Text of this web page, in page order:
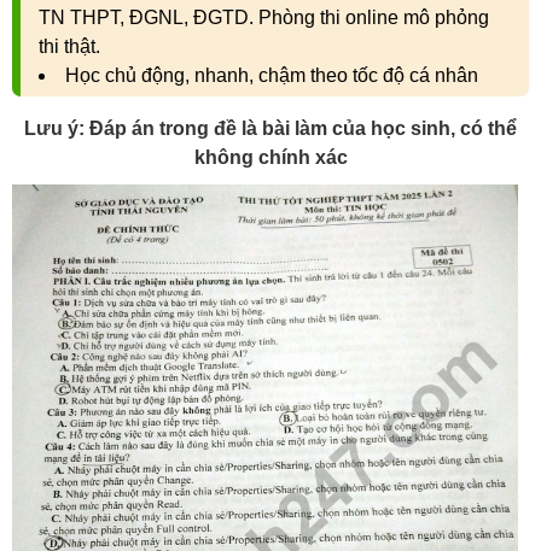
TN THPT, ĐGNL, ĐGTD. Phòng thi online mô phỏng
thi thật.
Học chủ động, nhanh, chậm theo tốc độ cá nhân
Lưu ý: Đáp án trong đề là bài làm của học sinh, có thể
không chính xác